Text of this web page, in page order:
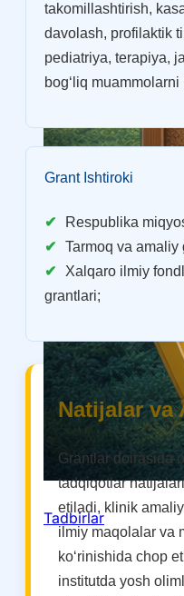
Talabalar uchun
Talabalar uchun
jamiyati (Student
Xorijiy abituriyentlar
Tadbirlar
takomillashtirish,
davolash, profilaktik
pediatriya, terapiya,
bog‘liq
Grant Ishtiroki
Respublika
Tarmoq va amaliy
Xalqaro ilmiy
grantlari;
Natijalar va
Grantlar doirasida
tadqiqotlar
etiladi, klinik
ilmiy maqolalar va
ko‘rinishida chop
institutda yosh